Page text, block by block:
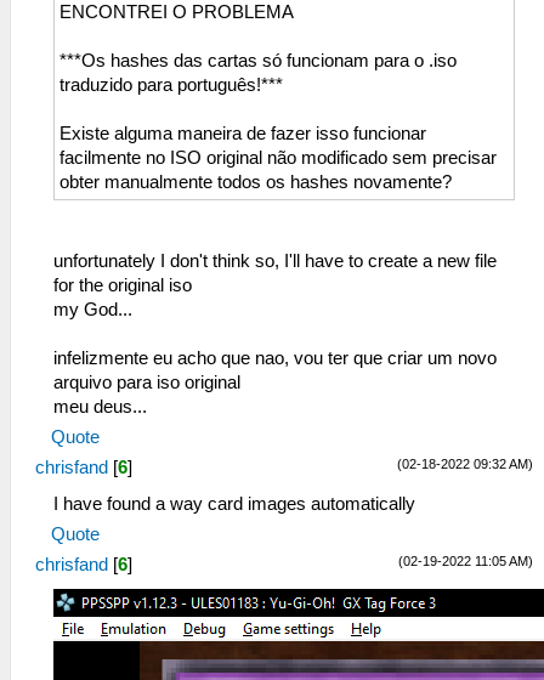
ENCONTREI O PROBLEMA
***Os hashes das cartas só funcionam para o .iso
traduzido para português!***
Existe alguma maneira de fazer isso funcionar
facilmente no ISO original não modificado sem precisar
obter manualmente todos os hashes novamente?
unfortunately I don't think so, I'll have to create a new file
for the original iso
my God...
infelizmente eu acho que nao, vou ter que criar um novo
arquivo para iso original
meu deus...
Quote
(02-18-2022 09:32 AM)
chrisfand [6]
I have found a way card images automatically
Quote
(02-19-2022 11:05 AM)
chrisfand [6]